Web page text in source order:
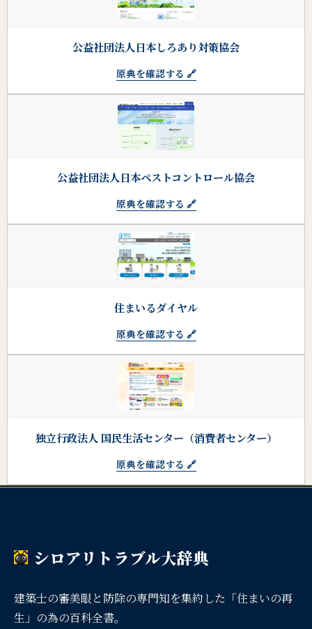
公益社団法人日本しろあり対策協会
原典を確認する 🔗
公益社団法人日本ペストコントロール協会
原典を確認する 🔗
住まいるダイヤル
原典を確認する 🔗
独立行政法人 国民生活センター（消費者センター）
原典を確認する 🔗
シロアリトラブル大辞典
建築士の審美眼と防除の専門知を集約した「住まいの再
生」の為の百科全書。